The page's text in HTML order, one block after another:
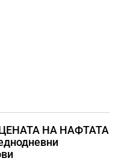
НА НАФТАТА